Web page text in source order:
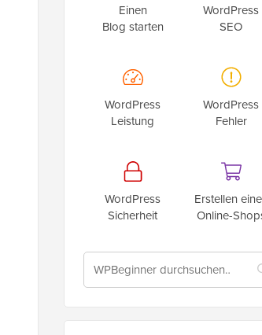
Einen
Blog starten
WordPress
SEO
WordPress
Leistung
WordPress
Fehler
WordPress
Sicherheit
Erstellen
Online-